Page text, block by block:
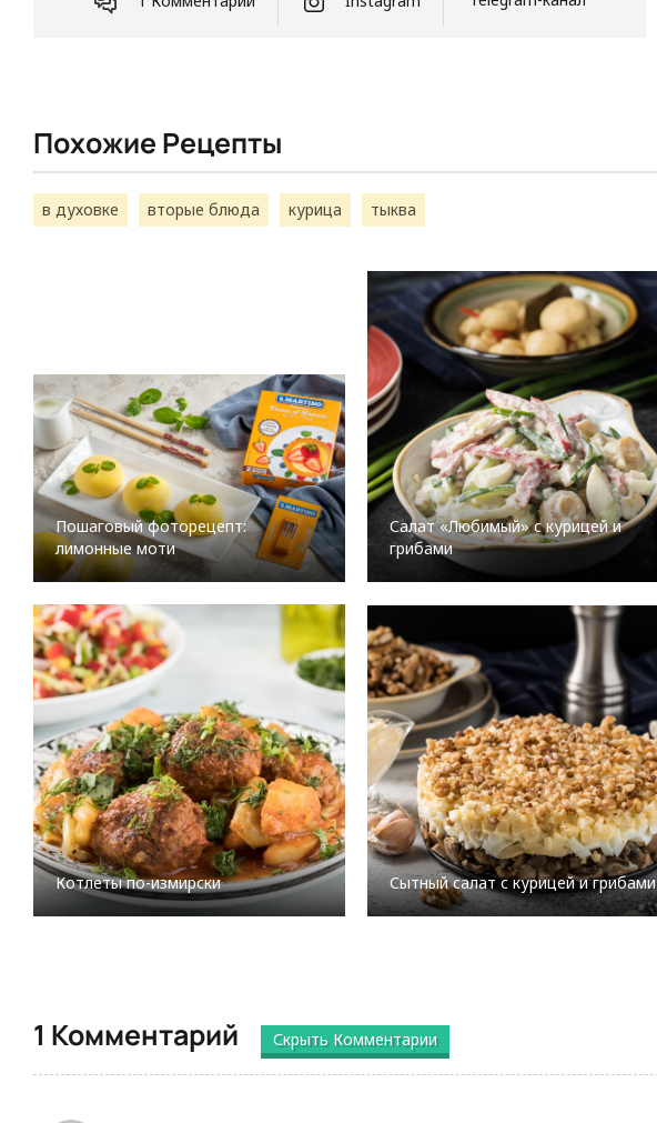
Похожие Рецепты
в духовке вторые блюда курица тыква
Пошаговый фоторецепт:
лимонные моти
Салат «Любимый» с курицей и
грибами
Котлеты по-измирски Сытный салат с курицей и грибами
1 Комментарий Скрыть Комментарии